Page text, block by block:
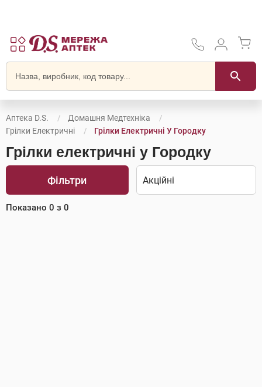
Аптека D.S.
Домашня Медтехніка
Грілки Електричні
Грілки Електричні У Городку
Грілки електричні у Городку
Фільтри
Показано 0 з 0